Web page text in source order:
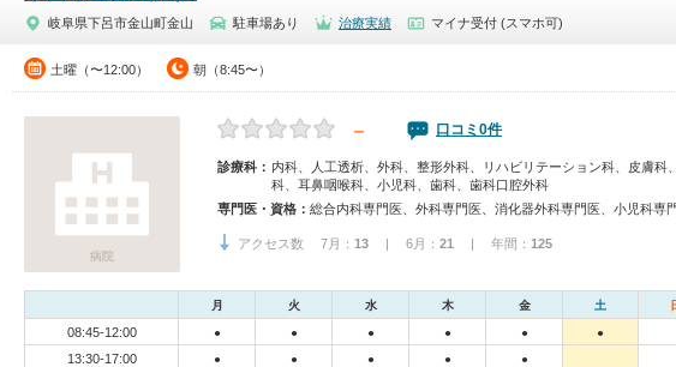
岐阜県下呂市金山町金山 駐車場あり 治療実績 マイナ受付 (スマホ可)
土曜（〜12:00） 朝（8:45〜）
病院
－ 口コミ0件
診療科： 内科、人工透析、外科、整形外科、リハビリテーション科、皮膚科
科、耳鼻咽喉科、小児科、歯科、歯科口腔外科
専門医・資格：
アクセス数 7月： 13 | 6月： 21 | 年間： 125
月 火 水 木 金 土
08:45-12:00 ● ● ● ● ● ●
13:30-17:00 ● ● ● ● ●